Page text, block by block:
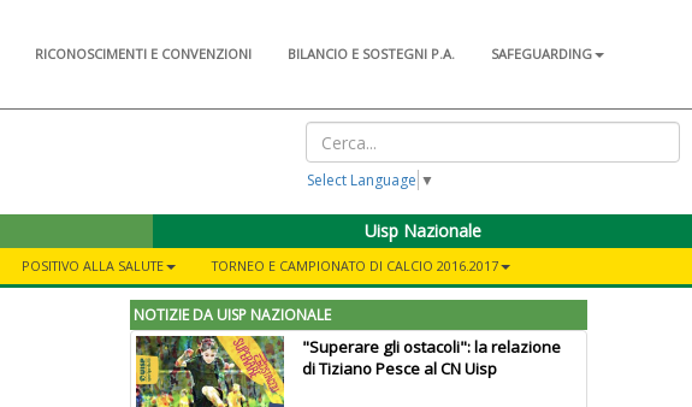
RICONOSCIMENTI E CONVENZIONI BILANCIO E SOSTEGNI P.A.
SAFEGUARDING
Select Language ▼
Uisp Nazionale
POSITIVO ALLA SALUTE TORNEO E CAMPIONATO DI CALCIO 2016.2017
NOTIZIE DA UISP NAZIONALE
"Superare gli ostacoli": la relazione
di Tiziano Pesce al CN Uisp